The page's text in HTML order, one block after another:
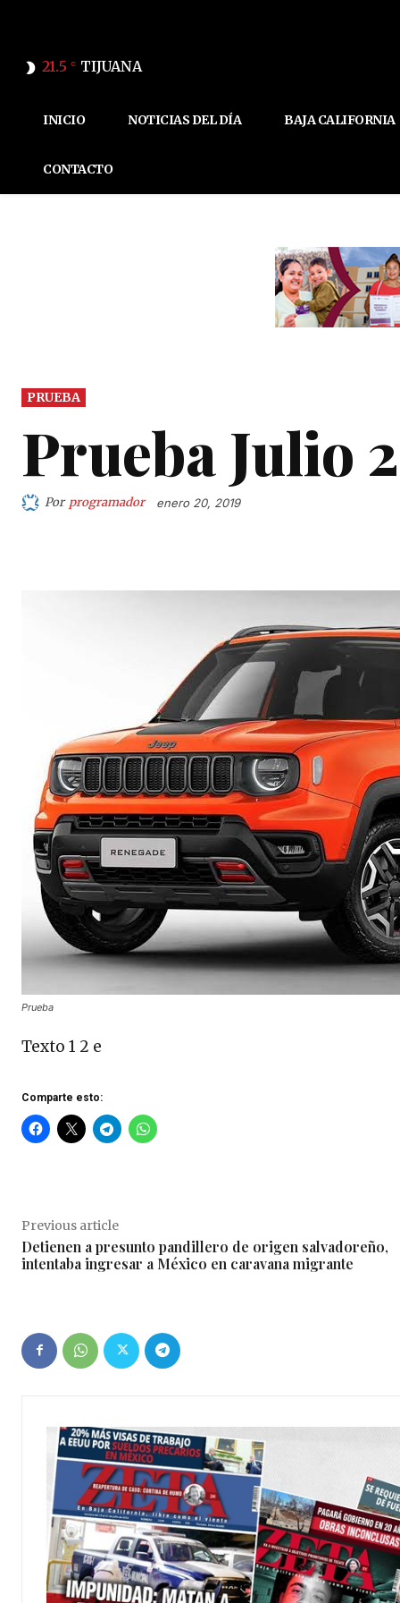
21.5 C TIJUANA
INICIO NOTICIAS DEL DÍA BAJA CALIFORNIA
CONTACTO
PRUEBA
Prueba Julio
Por programador enero 20, 2019
Prueba
Texto 1 2 e
Comparte esto:
Previous article
Detienen a presunto pandillero de origen salvadoreño,
intentaba ingresar a México en caravana migrante